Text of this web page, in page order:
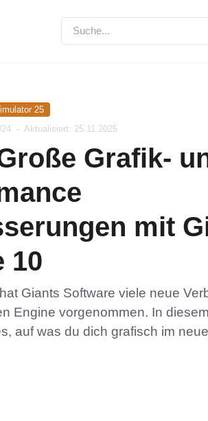
25
- Aktualisiert: 25.11.2025
Grafik-
mit
10
Giants Software viele neue
Engine vorgenommen. In
auf was du dich grafisch im